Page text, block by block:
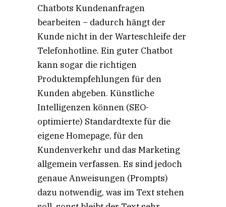
Chatbots Kundenanfragen
bearbeiten – dadurch hängt der
Kunde nicht in der Warteschleife der
Telefonhotline. Ein guter Chatbot
kann sogar die richtigen
Produktempfehlungen für den
Kunden abgeben. Künstliche
Intelligenzen können (SEO-
optimierte) Standardtexte für die
eigene Homepage, für den
Kundenverkehr und das Marketing
allgemein verfassen. Es sind jedoch
genaue Anweisungen (Prompts)
dazu notwendig, was im Text stehen